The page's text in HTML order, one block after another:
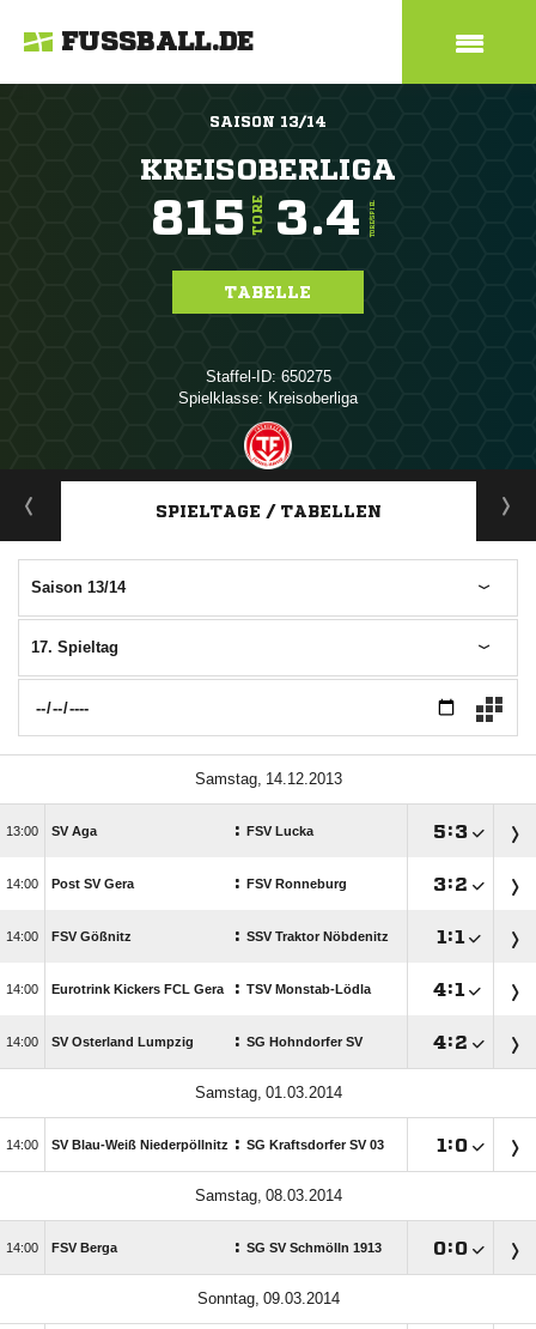
FUSSBALL.DE
SAISON 13/14
KREISOBERLIGA
815 TORE 3.4 TORE/SPIEL
TABELLE
Staffel-ID: 650275
Spielklasse: Kreisoberliga
ANZEIGE
SPIELTAGE / TABELLEN
Saison 13/14
17. Spieltag
 
 SV Aga : FSV Lucka :
 Post SV Gera : FSV Ronneburg :
 FSV Gößnitz : SSV Traktor Nöbdenitz  :
 Eurotrink Kickers FCL Gera : TSV Monstab-Lödla :
 SV Osterland Lumpzig : SG Hohndorfer SV :
 
 SV Blau-Weiß Niederpöllnitz : SG Kraftsdorfer SV 03  :
 
 FSV Berga : SG SV Schmölln 1913 :
 